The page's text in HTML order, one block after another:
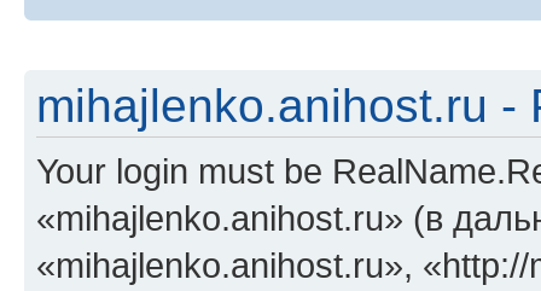
mihajlenko.anihost.ru -
Your login must be
«mihajlenko.anihost.ru» (в
«mihajlenko.anihost.ru»,